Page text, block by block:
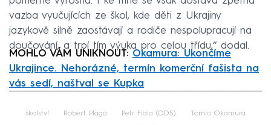
vazba vyučujících ze škol, kde děti z Ukrajiny
jazykově silně zaostávají a rodiče nespolupracují na
doučování, a trpí tím výuka pro celou třídu,“ dodal.
MOHLO VÁM UNIKNOUT: Okamura: Ukončíme
Ukrajince. Nehorázné, termín komerční fašista na
vás sedí, naštval se Kupka
školství Robert Plaga Petr Fiala (ODS) Tomio Okamura